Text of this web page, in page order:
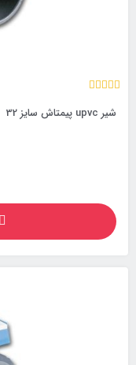
شیر upvc پیمتاش سایز 32